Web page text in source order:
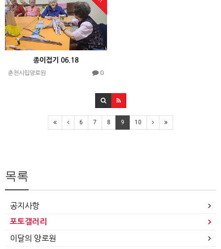
종이접기 06.18
춘천시립양로원 0
6 7 8 9 10
목록
공지사항
포토갤러리
이달의 양로원